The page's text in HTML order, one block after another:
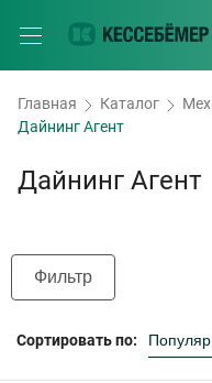
Главная Каталог
Дайнинг Агент
Дайнинг Агент
Фильтр
Сортировать по: